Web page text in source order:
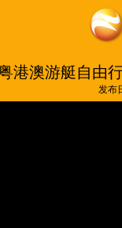
港澳游艇自由
发布